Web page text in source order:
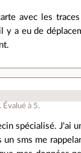
avec les
y a eu de
. Évalué à 5.
spécialisé. J'ai
sms me